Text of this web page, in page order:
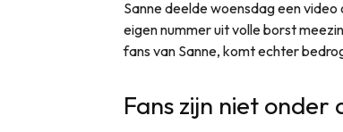
Sanne deelde woensdag een
eigen nummer uit volle borst
fans van Sanne, komt echter
Fans zijn niet onder